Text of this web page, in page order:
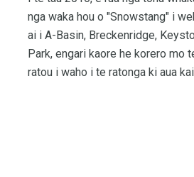
nga waka hou o "Snowstang" i
ai i A-Basin, Breckenridge,
Park, engari kaore he korero mo
ratou i waho i te ratonga ki aua